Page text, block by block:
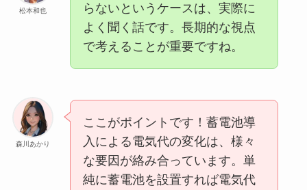
松本和也
らないというケースは、実際に
よく聞く話です。長期的な視点
で考えることが重要ですね。
森川あかり
ここがポイントです！蓄電池導
入による電気代の変化は、様々
な要因が絡み合っています。単
純に蓄電池を設置すれば電気代